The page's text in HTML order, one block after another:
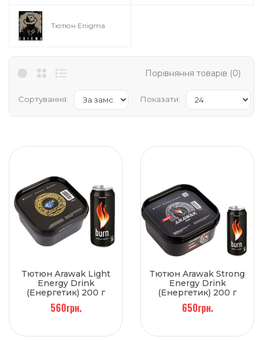
Тютюн Enigma
Порівняння товарів (0)
Сортування: Показати:
Тютюн Arawak Light
Energy Drink
(Енергетик) 200 г
560грн.
Тютюн Arawak Strong
Energy Drink
(Енергетик) 200 г
650грн.